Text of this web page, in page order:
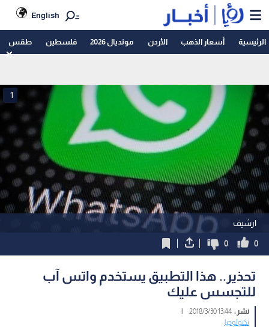
English
الرئيسية أسعار الذهب الأردن مونديال 2026 فلسطين طقس
ارشيف
1
0
0
تحذير.. هذا التطبيق يستخدم واتس آب
للتجسس عليك
نشر :13:44 2018/3/30
|
تكنولوجيا